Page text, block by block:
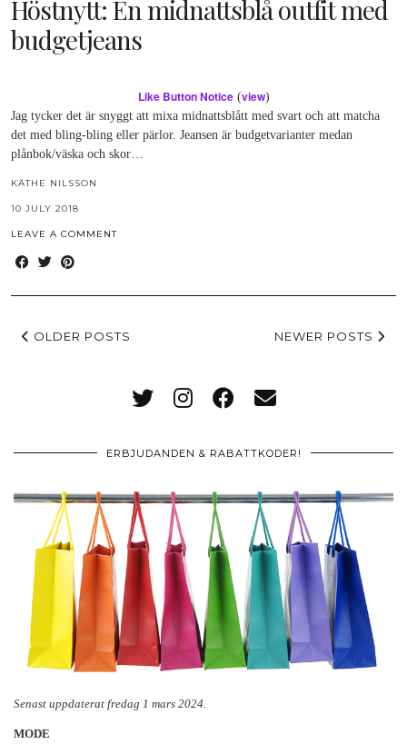
Höstnytt: En midnattsblå outfit med
budgetjeans
Like Button Notice(view)
Jag tycker det är snyggt att mixa midnattsblått med svart och att matcha
det med bling-bling eller pärlor. Jeansen är budgetvarianter medan
plånbok/väska och skor…
KÄTHE NILSSON
10 JULY 2018
LEAVE A COMMENT
OLDER POSTS NEWER POSTS
ERBJUDANDEN & RABATTKODER!
Senast uppdaterat fredag 1 mars 2024.
MODE